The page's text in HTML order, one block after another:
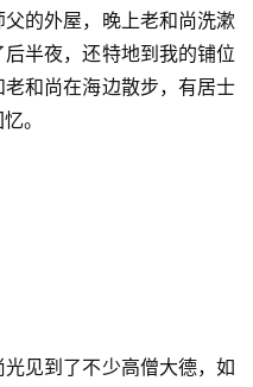
的外屋，晚上老和尚洗漱
半夜，还特地到我的铺位
和尚在海边散步，有居士
。
见到了不少高僧大德，如